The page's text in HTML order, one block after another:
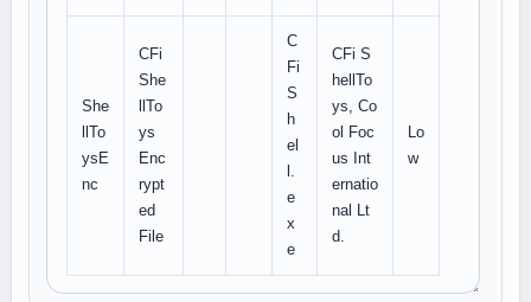
She
llTo
ysE
nc
CFi
She
llTo
ys
Enc
rypt
ed
File
C
Fi
S
h
el
l.
e
x
e
CFi S
hellTo
ys, Co
ol Foc
us Int
ernatio
nal Lt
d.
Lo
w